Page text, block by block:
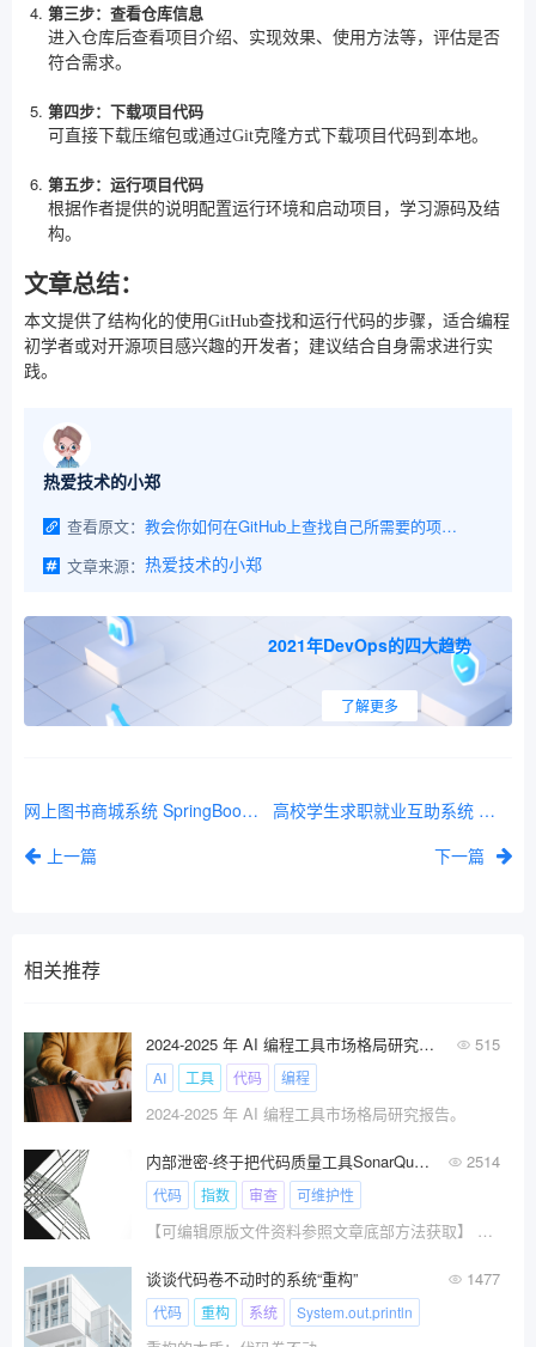
第三步：查看仓库信息
进入仓库后查看项目介绍、实现效果、使用方法等，评估是否
符合需求。
第四步：下载项目代码
可直接下载压缩包或通过Git克隆方式下载项目代码到本地。
第五步：运行项目代码
根据作者提供的说明配置运行环境和启动项目，学习源码及结
构。
文章总结：
本文提供了结构化的使用GitHub查找和运行代码的步骤，适合编程
初学者或对开源项目感兴趣的开发者；建议结合自身需求进行实
践。
热爱技术的小郑
查看原文：
教会你如何在GitHub上查找自己所需要的项目源码、白嫖的项目代码它不香么？
文章来源： 热爱技术的小郑
2021年DevOps的四大趋势
了解更多
网上图书商城系统 SpringBoot+Vue前后端分离实现
上一篇
高校学生求职就业互助系统 【项目源码+演示视频】
下一篇
相关推荐
2024-2025 年 AI 编程工具市场格局研究报告 515
AI 工具 代码 编程
2024-2025 年 AI 编程工具市场格局研究报告。
内部泄密-终于把代码质量工具SonarQube说的明明白白，透透彻彻，建议收藏！！！ 2514
代码 指数 审查 可维护性
【可编辑原版文件资料参照文章底部方法获取】 【?
谈谈代码卷不动时的系统“重构” 1477
代码 重构 系统 System.out.println